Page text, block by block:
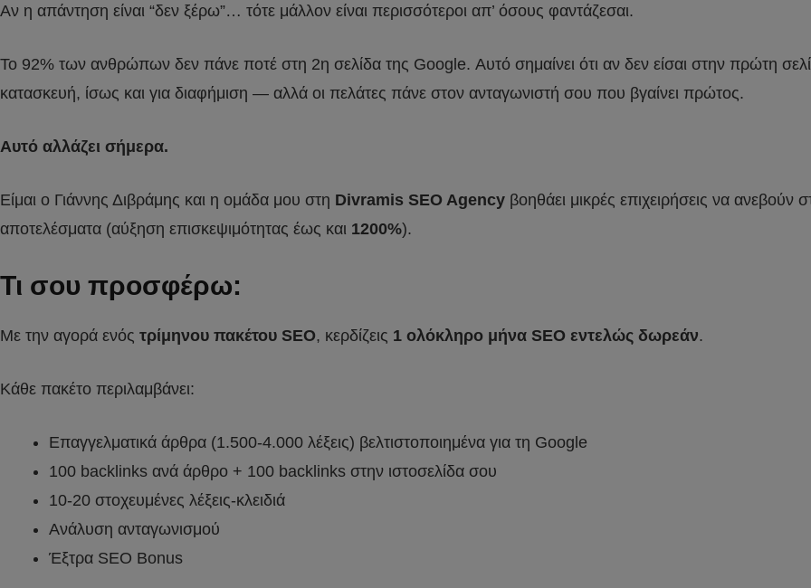
Αν η απάντηση είναι “δεν ξέρω”… τότε μάλλον είναι περισσότεροι απ’ όσους φαντάζεσαι.
Το 92% των ανθρώπων δεν πάνε ποτέ στη 2η σελίδα της Google. Αυτό σημαίνει ότι αν δεν είσαι στην πρώτη
κατασκευή, ίσως και για διαφήμιση — αλλά οι πελάτες πάνε στον ανταγωνιστή σου που βγαίνει πρώτος.
Αυτό αλλάζει σήμερα.
Είμαι ο Γιάννης Διβράμης και η ομάδα μου στη Divramis SEO Agency βοηθάει μικρές επιχειρήσεις να
αποτελέσματα (αύξηση επισκεψιμότητας έως και 1200%).
Τι σου προσφέρω:
Με την αγορά ενός τρίμηνου πακέτου SEO, κερδίζεις 1 ολόκληρο μήνα SEO εντελώς δωρεάν.
Κάθε πακέτο περιλαμβάνει:
Επαγγελματικά άρθρα (1.500-4.000 λέξεις) βελτιστοποιημένα για τη Google
100 backlinks ανά άρθρο + 100 backlinks στην ιστοσελίδα σου
10-20 στοχευμένες λέξεις-κλειδιά
Ανάλυση ανταγωνισμού
Έξτρα SEO Bonus